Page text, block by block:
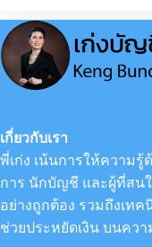
ตัว
ให้
ทัน
สมัย
อย่างไร
เกี่ยวกับเรา
พี่เก่ง เน้นการให้ความ
การ นักบัญชี และผู้ที่สนใ
อย่างถูกต้อง รวมถึงเท
ช่วยประหยัดเงิน บนคว